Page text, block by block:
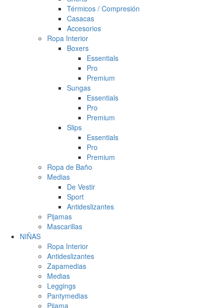
Térmicos / Compresión
Casacas
Accesorios
Ropa Interior
Boxers
Essentials
Pro
Premium
Sungas
Essentials
Pro
Premium
Slips
Essentials
Pro
Premium
Ropa de Baño
Medias
De Vestir
Sport
Antideslizantes
Pijamas
Mascarillas
NIÑAS
Ropa Interior
Antideslizantes
Zapamedias
Medias
Leggings
Pantymedias
Pijama